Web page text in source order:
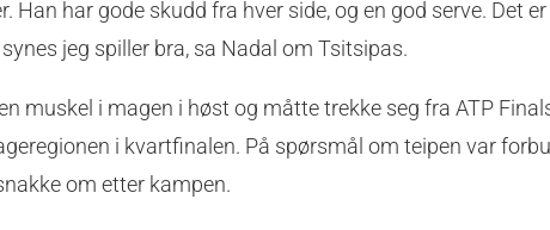
Han har gode skudd fra hver side, og en god serve. Det
jeg spiller bra, sa Nadal om Tsitsipas.
muskel i magen i høst og måtte trekke seg fra ATP
i kvartfinalen. På spørsmål om teipen var
om etter kampen.